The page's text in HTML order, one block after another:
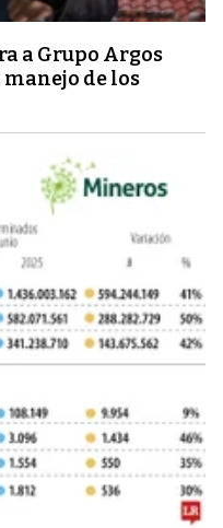
a Grupo Argos
de los